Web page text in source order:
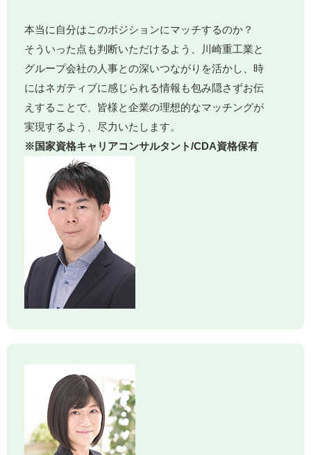
本当に自分はこのポジションにマッチするのか？
そういった点も判断いただけるよう、川崎重工業と
グループ会社の人事との深いつながりを活かし、時
にはネガティブに感じられる情報も包み隠さずお伝
えすることで、皆様と企業の理想的なマッチングが
実現するよう、尽力いたします。
※国家資格キャリアコンサルタント/CDA資格保有